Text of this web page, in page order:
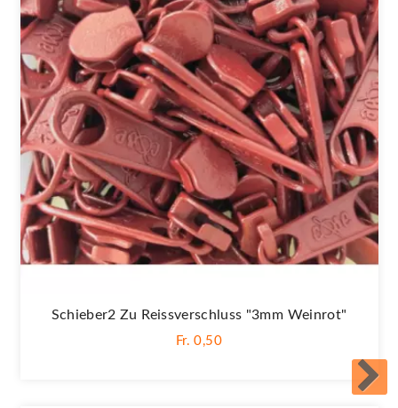
Schieber2 Zu Reissverschluss "3mm Weinrot"
Fr. 0,50